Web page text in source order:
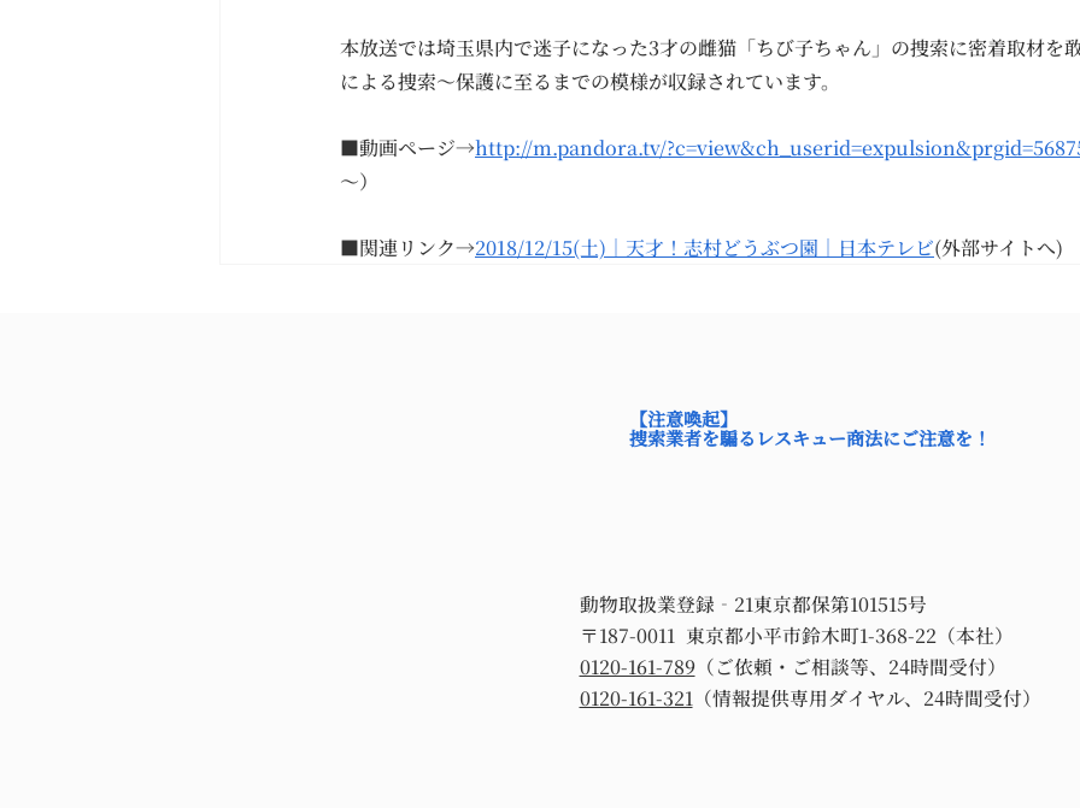
本放送では埼玉県内で迷子になった3才の雌猫「ちび子ちゃん」の捜索に密着取材を
による捜索～保護に至るまでの模様が収録されています。
■動画ページ→http://m.pandora.tv/
～）
■関連リンク→2018/12/15(土)｜天才！志村どうぶつ園｜日本テレビ(外部サイトへ)
【注意喚起】
捜索業者を騙るレスキュー商法にご注意を！
動物取扱業登録‐21東京都保第101515号
〒187-0011 東京都小平市鈴木町1-368-22（本社）
0120-161-789（ご依頼・ご相談等、24時間受付）
0120-161-321（情報提供専用ダイヤル、24時間受付）